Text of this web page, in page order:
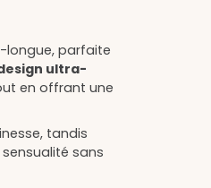
longue, parfaite
ultra-
en offrant une
tandis
sans